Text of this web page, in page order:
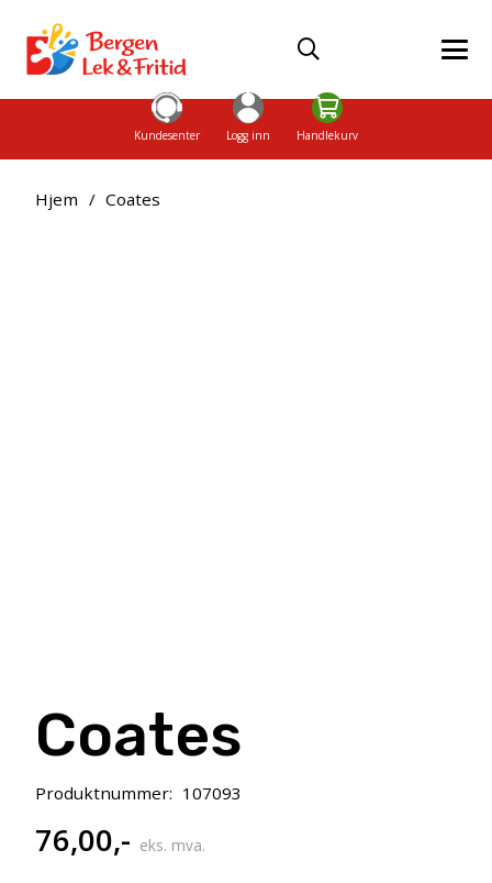
Kundesenter Logg inn Handlekurv
Hjem / Coates
Coates
Produktnummer: 107093
76,00,- eks. mva.